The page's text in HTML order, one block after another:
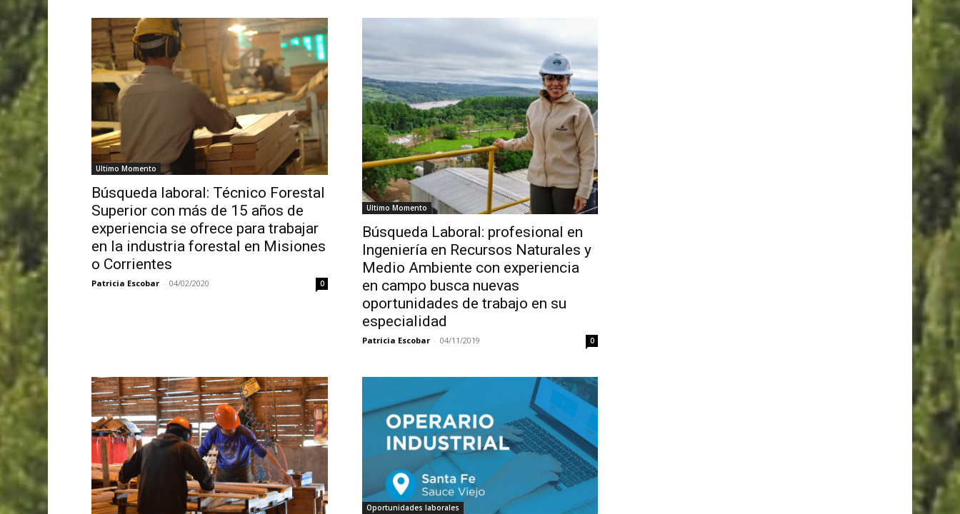
Ultimo Momento
Búsqueda laboral: Técnico Forestal
Superior con más de 15 años de
experiencia se ofrece para trabajar
en la industria forestal en Misiones
o Corrientes
Patricia Escobar - 04/02/2020 0
Ultimo Momento
Búsqueda Laboral: profesional en
Ingeniería en Recursos Naturales y
Medio Ambiente con experiencia
en campo busca nuevas
oportunidades de trabajo en su
especialidad
Patricia Escobar - 04/11/2019 0
Oportunidades laborales